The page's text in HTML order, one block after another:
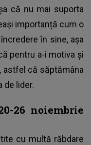
că nu mai suporta
importanță cum o
în sine, așa
pentru a-i motiva și
astfel că săptămâna
de lider.
26 noiembrie
cu multă răbdare